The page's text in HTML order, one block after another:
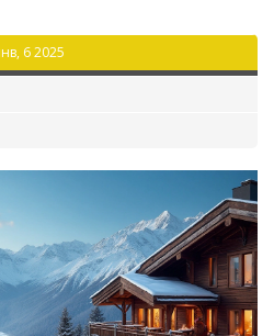
и даст полезные
6 2025